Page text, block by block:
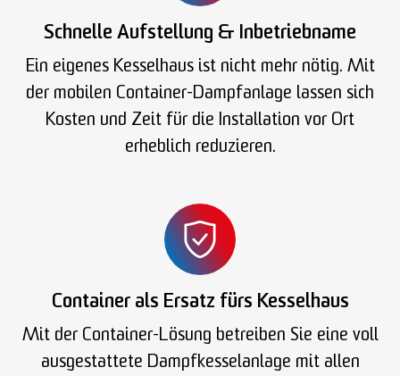
Schnelle Aufstellung & Inbetriebname
Ein eigenes Kesselhaus ist nicht mehr nötig. Mit
der mobilen Container-Dampfanlage lassen sich
Kosten und Zeit für die Installation vor Ort
erheblich reduzieren.
Container als Ersatz fürs Kesselhaus
Mit der Container-Lösung betreiben Sie eine voll
ausgestattete Dampfkesselanlage mit allen